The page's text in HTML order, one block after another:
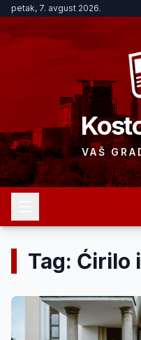
petak, 7. avgust 2026.
VAŠ
Tag: Ćirilo